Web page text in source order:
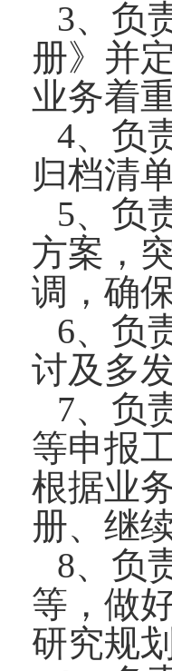
3、负
册》并
业务着
4、负
归档清
5、负
方案，
调，确
6、负
讨及多
7、负
等申报
根据业
册、继
8、负
等，做
研究规